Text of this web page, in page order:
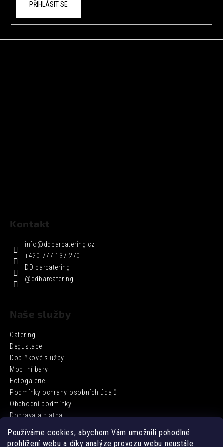
Používáme cookies, abychom Vám umožnili pohodlné
prohlížení webu a díky analýze provozu webu neustále
PŘIHLÁSIT SE
Kontakt
info@ddbarcatering.cz
+420 777 137 270
DD barcatering
@ddbarcatering
Naše služby
Catering
Degustace
Doplňkové služby
Mobilní bary
Fotogalerie
Podmínky ochrany osobních údajů
Obchodní podmínky
Doprava a platba